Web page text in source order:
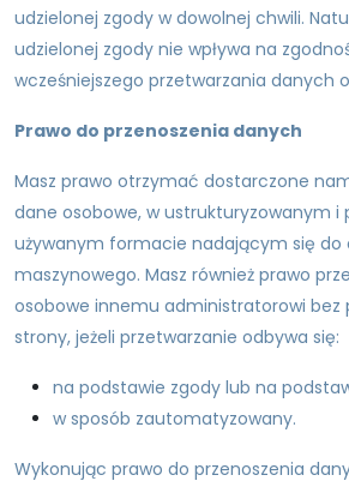
udzielonej zgody w dowolnej chwili.
udzielonej zgody nie wpływa na
wcześniejszego przetwarzania danych
Prawo do przenoszenia danych
Masz prawo otrzymać dostarczone
dane osobowe, w ustrukturyzowanym i
używanym formacie nadającym się do
maszynowego. Masz również prawo
osobowe innemu administratorowi bez
strony, jeżeli przetwarzanie odbywa się:
na podstawie zgody lub na
w sposób zautomatyzowany.
Wykonując prawo do przenoszenia